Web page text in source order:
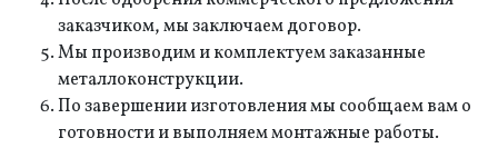
заказчиком, мы заключаем договор.
Мы производим и комплектуем заказанные
металлоконструкции.
По завершении изготовления мы сообщаем вам о
готовности и выполняем монтажные работы.